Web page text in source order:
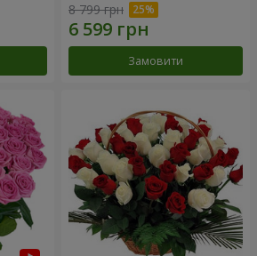
8 799 грн
Замовити